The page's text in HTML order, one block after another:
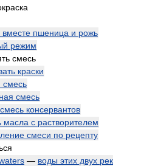
вместе пшеница и рожь
режим
смесь
краски
смесь
смесь
смесь консервантов
масла с растворителем
смеси по рецепту
— воды этих двух рек